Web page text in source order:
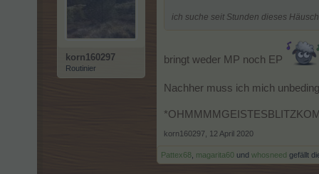
korn160297
Routinier
ich suche seit Stunden dieses
bringt weder MP noch EP
Nachher muss ich mich
korn160297 12 April 2020
Pattex68 magarita60 und whosneed gefällt